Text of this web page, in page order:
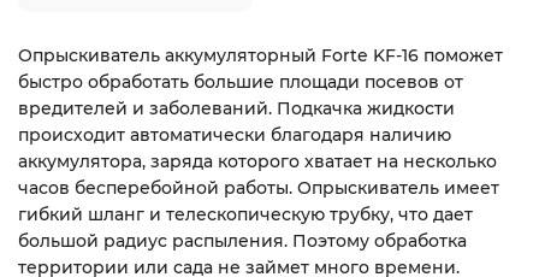
Опрыскиватель аккумуляторный Forte KF-16 поможет
быстро обработать большие площади посевов от
вредителей и заболеваний. Подкачка жидкости
происходит автоматически благодаря наличию
аккумулятора, заряда которого хватает на несколько
часов бесперебойной работы. Опрыскиватель имеет
гибкий шланг и телескопическую трубку, что дает
большой радиус распыления. Поэтому обработка
территории или сада не займет много времени.